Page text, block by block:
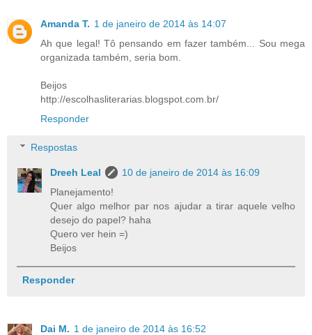
Amanda T. 1 de janeiro de 2014 às 14:07
Ah que legal! Tô pensando em fazer também... Sou mega
organizada também, seria bom.
Beijos
http://escolhasliterarias.blogspot.com.br/
Responder
Respostas
Dreeh Leal
10 de janeiro de 2014 às 16:09
Planejamento!
Quer algo melhor par nos ajudar a tirar aquele velho
desejo do papel? haha
Quero ver hein =)
Beijos
Responder
Dai M. 1 de janeiro de 2014 às 16:52